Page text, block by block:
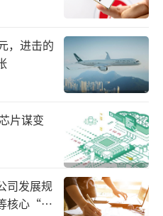
有一个超前的设定，
相连，系统会实时演算
型”。
费矩阵，自然需要一
重任理所应当落在了
和流量协同上垒好营
发布千问任务助理1.
电商、淘宝闪购、支付
则为如今的动作做好
，进击的
片谋变
司发展规
核心“痛